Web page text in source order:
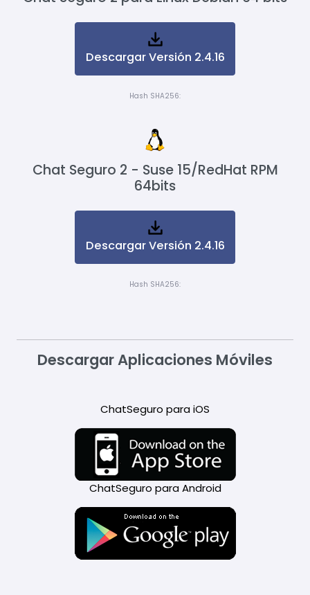
Descargar Versión 2.4.16
Hash SHA256:
Chat Seguro 2 - Suse 15/RedHat RPM
64bits
Descargar Versión 2.4.16
Hash SHA256:
Descargar Aplicaciones Móviles
ChatSeguro para iOS
ChatSeguro para Android